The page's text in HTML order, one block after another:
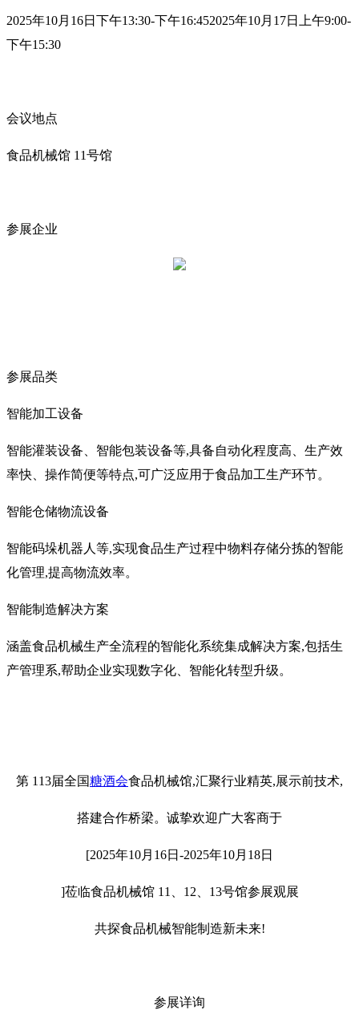
2025年10月16日下午13:30-下午16:452025年10月17日上午9:00-
下午15:30
会议地点
食品机械馆 11号馆
参展企业
参展品类
智能加工设备
智能灌装设备、智能包装设备等,具备自动化程度高、生产效
率快、操作简便等特点,可广泛应用于食品加工生产环节。
智能仓储物流设备
智能码垛机器人等,实现食品生产过程中物料存储分拣的智能
化管理,提高物流效率。
智能制造解决方案
涵盖食品机械生产全流程的智能化系统集成解决方案,包括生
产管理系,帮助企业实现数字化、智能化转型升级。
第 113届全国糖酒会食品机械馆,汇聚行业精英,展示前技术,
搭建合作桥梁。诚挚欢迎广大客商于
[2025年10月16日-2025年10月18日
]莅临食品机械馆 11、12、13号馆参展观展
共探食品机械智能制造新未来!
参展详询